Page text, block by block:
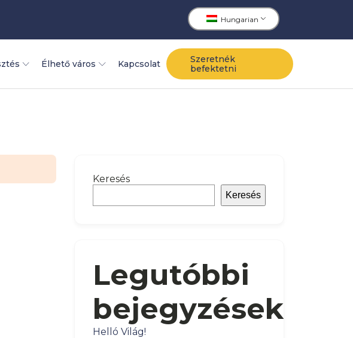
Hungarian
Élhető város Kapcsolat
Szeretnék
befektetni
Keresés
Keresés
Legutóbbi
bejegyzések
Helló Világ!